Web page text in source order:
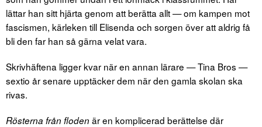
lättar han sitt hjärta genom att berätta allt — om kampen mot
fascismen, kärleken till Elisenda och sorgen över att aldrig få
bli den far han så gärna velat vara.
Skrivhäftena ligger kvar när en annan lärare — Tina Bros —
sextio år senare upptäcker dem när den gamla skolan ska
rivas.
Rösterna från floden är en komplicerad berättelse där